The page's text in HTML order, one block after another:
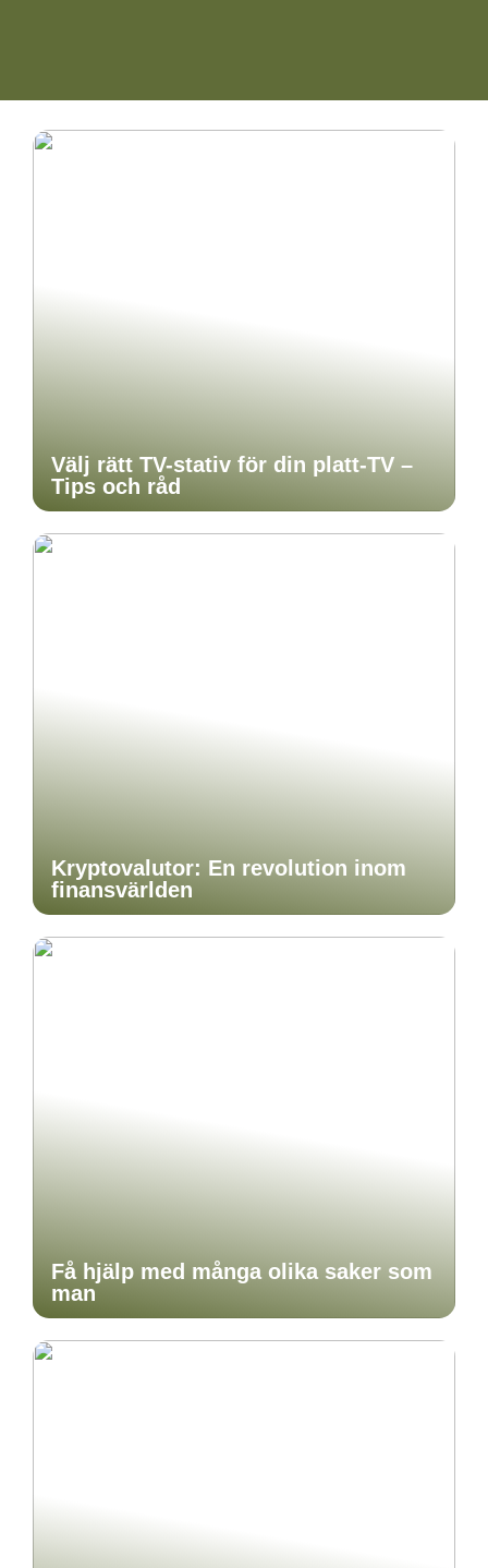
Välj rätt TV-stativ för din platt-TV –
Tips och råd
Kryptovalutor: En revolution inom
finansvärlden
Få hjälp med många olika saker som
man